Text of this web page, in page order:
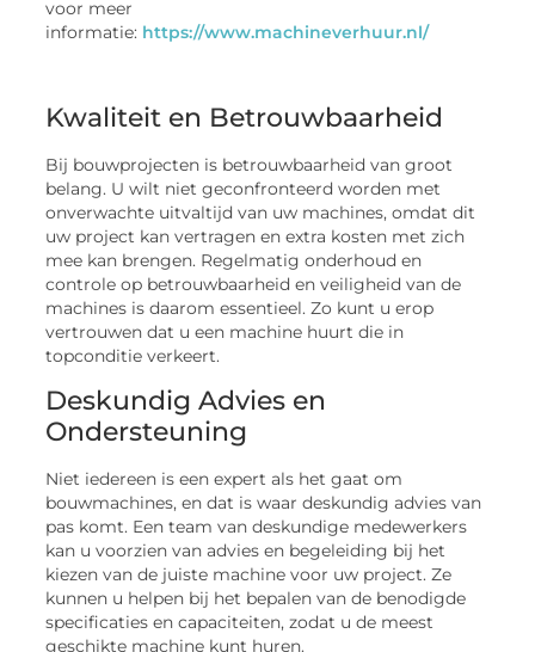
voor meer
informatie: https://www.machineverhuur.nl/
Kwaliteit en Betrouwbaarheid
Bij bouwprojecten is betrouwbaarheid van groot
belang. U wilt niet geconfronteerd worden met
onverwachte uitvaltijd van uw machines, omdat dit
uw project kan vertragen en extra kosten met zich
mee kan brengen. Regelmatig onderhoud en
controle op betrouwbaarheid en veiligheid van de
machines is daarom essentieel. Zo kunt u erop
vertrouwen dat u een machine huurt die in
topconditie verkeert.
Deskundig Advies en
Ondersteuning
Niet iedereen is een expert als het gaat om
bouwmachines, en dat is waar deskundig advies van
pas komt. Een team van deskundige medewerkers
kan u voorzien van advies en begeleiding bij het
kiezen van de juiste machine voor uw project. Ze
kunnen u helpen bij het bepalen van de benodigde
specificaties en capaciteiten, zodat u de meest
geschikte machine kunt huren.